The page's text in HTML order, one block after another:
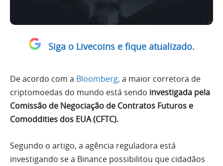
Siga o Livecoins e fique atualizado.
De acordo com a Bloomberg, a maior corretora de
criptomoedas do mundo está sendo investigada pela
Comissão de Negociação de Contratos Futuros e
Comoddities dos EUA (CFTC).
Segundo o artigo, a agência reguladora está
investigando se a Binance possibilitou que cidadãos